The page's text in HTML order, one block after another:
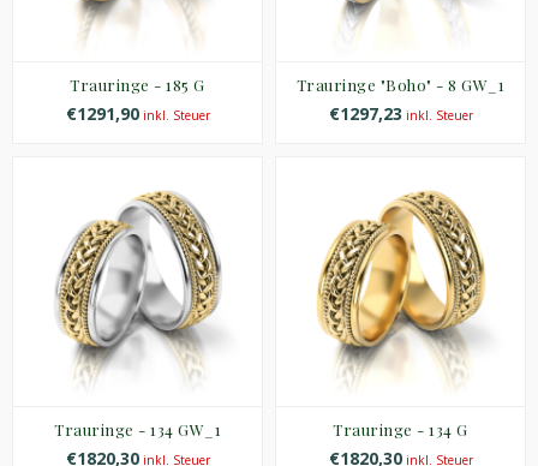
Trauringe - 185 G
€1291,90inkl. Steuer
Trauringe "Boho" - 8 GW_1
€1297,23 inkl. Steuer
Trauringe - 134 GW_1
€1820,30inkl. Steuer
Trauringe - 134 G
€1820,30inkl. Steuer